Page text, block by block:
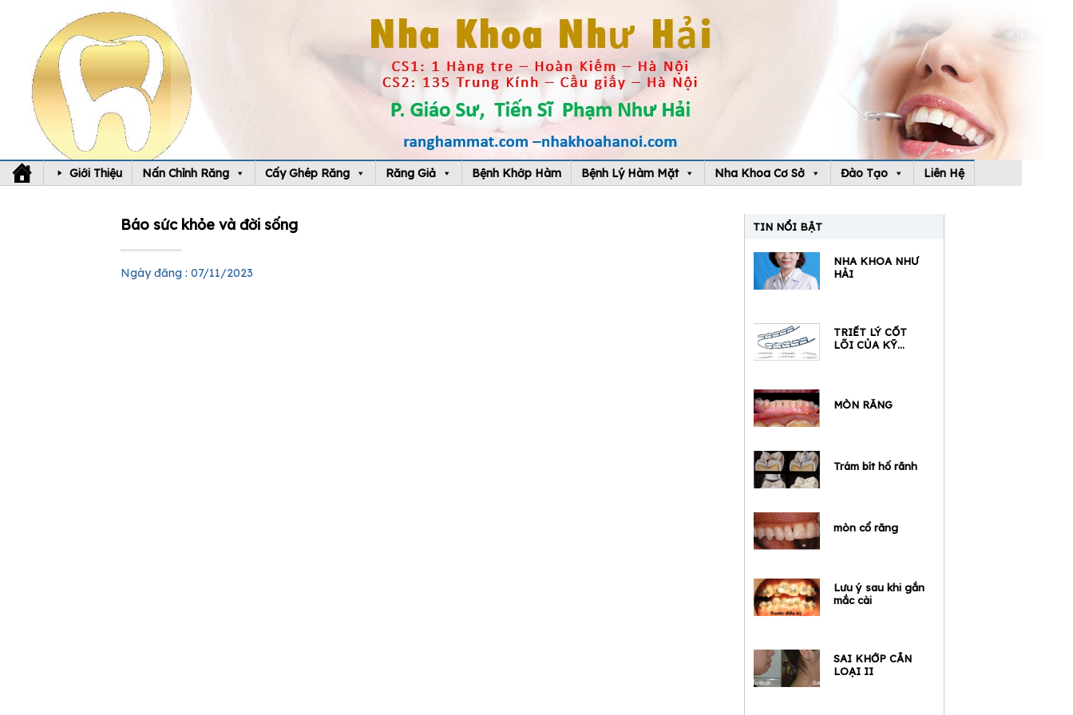
content
Giới Thiệu Nấn Chỉnh Răng Cấy Ghép Răng Răng Giả Bệnh Khớp Hàm Bệnh Lý Hàm Mặt Nha Khoa Cơ Sở Đào Tạo Liên Hệ
Báo sức khỏe và đời sống
Ngày đăng : 07/11/2023
TIN NỔI BẬT
NHA KHOA NHƯ
HẢI
TRIẾT LÝ CỐT
LÕI CỦA KỸ
MÒN RĂNG
Trám bít hố rãnh
mòn cổ răng
Lưu ý sau khi gắn
mắc cài
SAI KHỚP CẮN
LOẠI II